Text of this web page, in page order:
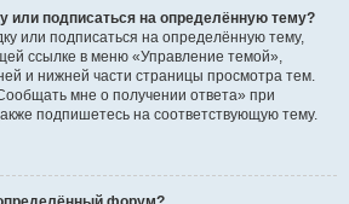
или подписаться на определённую тему?
или подписаться на определённую тему,
ссылке в меню «Управление темой»,
и нижней части страницы просмотра тем.
мне о получении ответа» при
подпишетесь на соответствующую тему.